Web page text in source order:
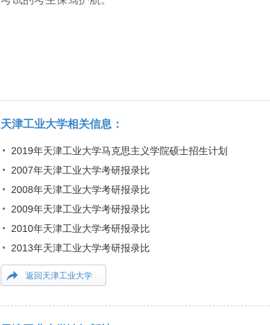
天津工业大学相关信息：
2019年天津工业大学马克思主义学院硕士招生计划
2007年天津工业大学考研报录比
2008年天津工业大学考研报录比
2009年天津工业大学考研报录比
2010年天津工业大学考研报录比
2013年天津工业大学考研报录比
返回天津工业大学